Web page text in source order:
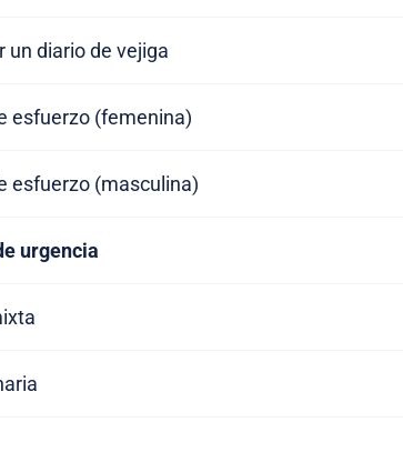
un diario de vejiga
esfuerzo (femenina)
esfuerzo (masculina)
urgencia